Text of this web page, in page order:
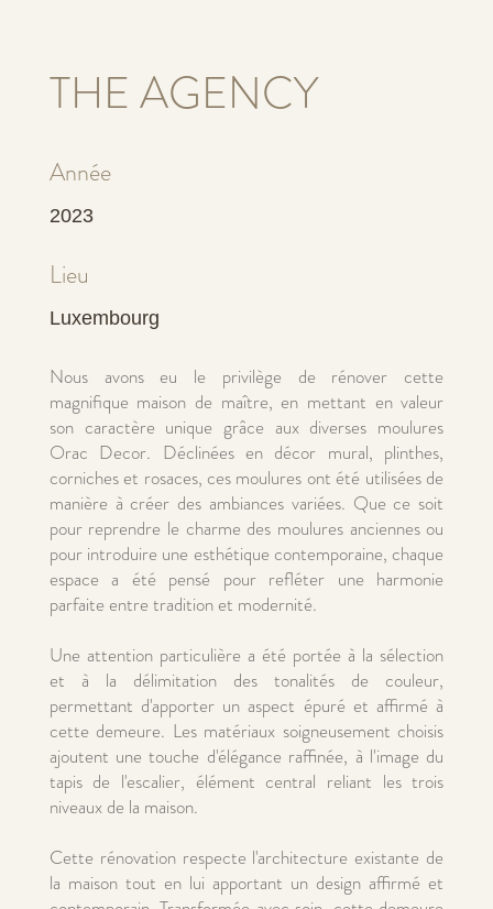
THE AGENCY
Année
2023
Lieu
Luxembourg
Nous avons eu le privilège de rénover cette
magnifique maison de maître, en mettant en valeur
son caractère unique grâce aux diverses moulures
Orac Decor. Déclinées en décor mural, plinthes,
corniches et rosaces, ces moulures ont été utilisées de
manière à créer des ambiances variées. Que ce soit
pour reprendre le charme des moulures anciennes ou
pour introduire une esthétique contemporaine, chaque
espace a été pensé pour refléter une harmonie
parfaite entre tradition et modernité.
Une attention particulière a été portée à la sélection
et à la délimitation des tonalités de couleur,
permettant d'apporter un aspect épuré et affirmé à
cette demeure. Les matériaux soigneusement choisis
ajoutent une touche d'élégance raffinée, à l'image du
tapis de l'escalier, élément central reliant les trois
niveaux de la maison.
Cette rénovation respecte l'architecture existante de
la maison tout en lui apportant un design affirmé et